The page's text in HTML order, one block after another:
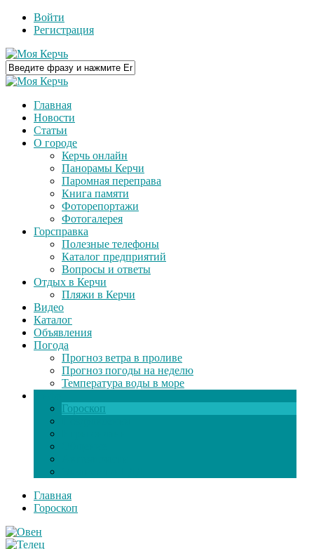
Войти
Регистрация
Главная
Новости
Статьи
О городе
Керчь онлайн
Панорамы Керчи
Паромная переправа
Книга памяти
Фоторепортажи
Фотогалерея
Горсправка
Полезные телефоны
Каталог предприятий
Вопросы и ответы
Отдых в Керчи
Пляжи в Керчи
Видео
Каталог
Объявления
Погода
Прогноз ветра в проливе
Прогноз погоды на неделю
Температура воды в море
Гороскоп
Главная
Гороскоп